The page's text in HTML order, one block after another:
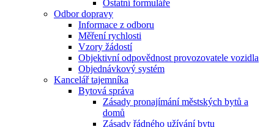
Ostatní formuláře
Odbor dopravy
Informace z odboru
Měření rychlosti
Vzory žádostí
Objektivní odpovědnost provozovatele vozidla
Objednávkový systém
Kancelář tajemníka
Bytová správa
Zásady pronajímání městských bytů a
domů
Zásady řádného užívání bytu